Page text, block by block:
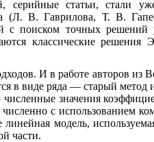
серийные статьи, стали
(Л. В. Гаврилова, Т. В.
с поиском точных решений
классические решения
И в работе авторов из
в виде ряда — старый метод
значения
с использованием
модель,
части.